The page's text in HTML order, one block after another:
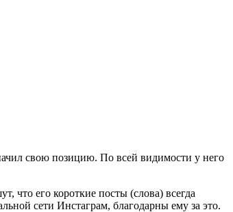
свою позицию. По всей видимости у него
что его короткие посты (слова) всегда
сети Инстаграм, благодарны ему за это.